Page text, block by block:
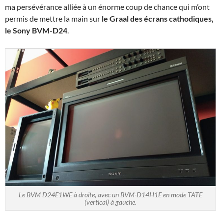
ma persévérance alliée à un énorme coup de chance qui m’ont
permis de mettre la main sur le Graal des écrans cathodiques,
le Sony BVM-D24
Le BVM D24E1WE à droite, avec un BVM-D14H1E en mode TATE
(vertical) à gauche.